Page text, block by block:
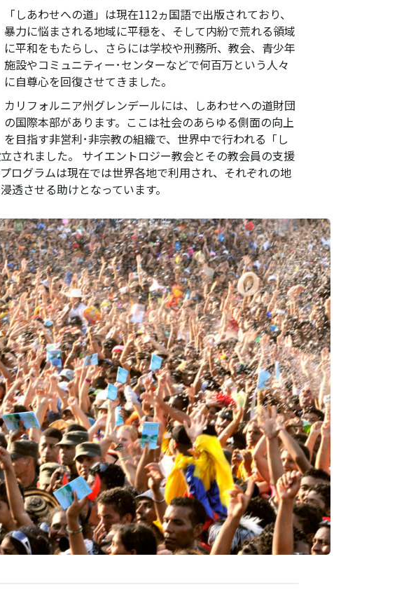
「しあわせへの道」は現在112ヵ国語で出版されており、
暴力に悩まされる地域に平穏を、そして内紛で荒れる領域
に平和をもたらし、さらには学校や刑務所、教会、青少年
施設やコミュニティー･センターなどで何百万という人々
に自尊心を回復させてきました。
カリフォルニア州グレンデールには、しあわせへの道財団
の国際本部があります。ここは社会のあらゆる側面の向上
を目指す非営利･非宗教の組織で、世界中で行われる「し
されました。 サイエントロジー教会とその教会員の支援
ログラムは現在では世界各地で利用され、それぞれの地
させる助けとなっています。